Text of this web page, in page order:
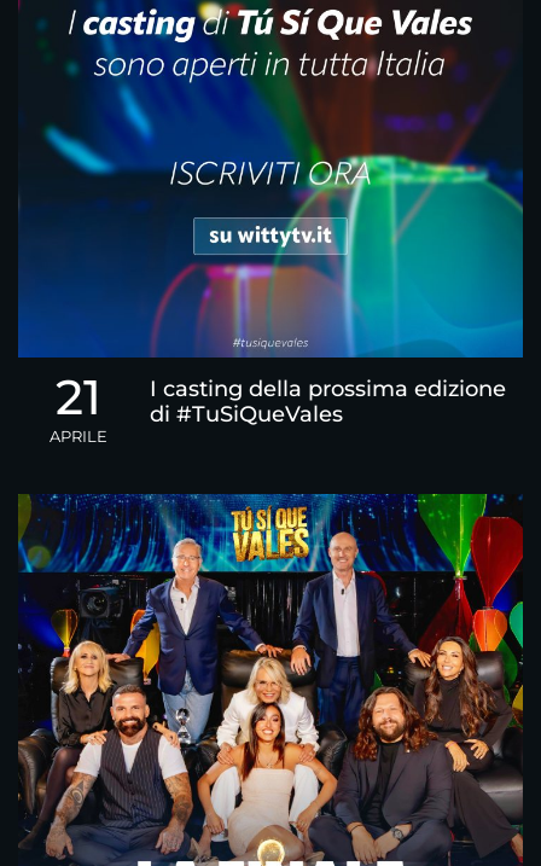
21
APRILE
I casting della prossima edizione
di #TuSiQueVales